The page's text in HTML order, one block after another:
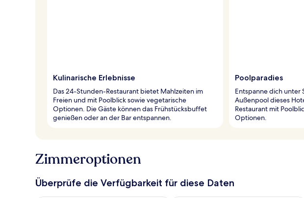
Kulinarische Erlebnisse
Das 24-Stunden-Restaurant bietet Mahlzeiten im
Freien und mit Poolblick sowie vegetarische
Optionen. Die Gäste können das Frühstücksbuffet
genießen oder an der Bar entspannen.
Poolparadies
Entspanne dich unter
Außenpool dieses
Restaurant mit
Optionen.
Zimmeroptionen
Überprüfe die Verfügbarkeit für diese Daten